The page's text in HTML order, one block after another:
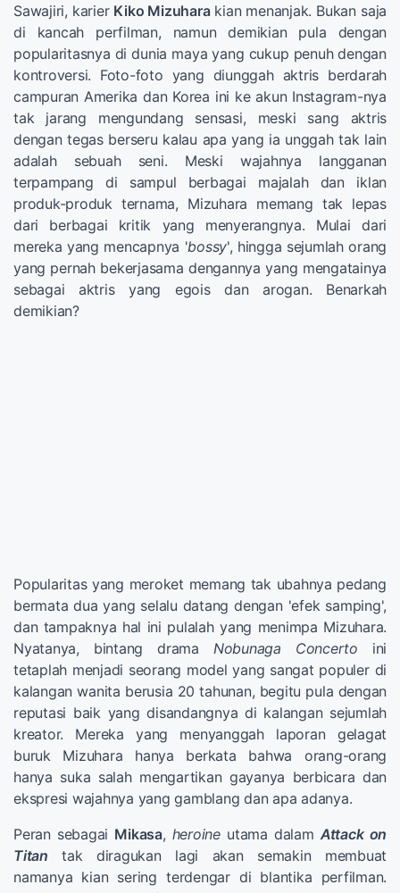
Sawajiri, karier Kiko Mizuharakian menanjak. Bukan saja
di kancah perfilman, namun demikian pula dengan
popularitasnya di dunia maya yang cukup penuh dengan
kontroversi. Foto-foto yang diunggah aktris berdarah
campuran Amerika dan Korea ini ke akun Instagram-nya
tak jarang mengundang sensasi, meski sang aktris
dengan tegas berseru kalau apa yang ia unggah tak lain
adalah sebuah seni. Meski wajahnya langganan
terpampang di sampul berbagai majalah dan iklan
produk-produk ternama, Mizuhara memang tak lepas
dari berbagai kritik yang menyerangnya. Mulai dari
mereka yang mencapnya 'bossy', hingga sejumlah orang
yang pernah bekerjasama dengannya yang mengatainya
sebagai aktris yang egois dan arogan. Benarkah
demikian?
Popularitas yang meroket memang tak ubahnya pedang
bermata dua yang selalu datang dengan 'efek samping',
dan tampaknya hal ini pulalah yang menimpa Mizuhara.
Nyatanya, bintang drama Nobunaga Concerto ini
tetaplah menjadi seorang model yang sangat populer di
kalangan wanita berusia 20 tahunan, begitu pula dengan
reputasi baik yang disandangnya di kalangan sejumlah
kreator. Mereka yang menyanggah laporan gelagat
buruk Mizuhara hanya berkata bahwa orang-orang
hanya suka salah mengartikan gayanya berbicara dan
ekspresi wajahnya yang gamblang dan apa adanya.
Peran sebagai Mikasa, heroineutama dalam Attack on
Titan tak diragukan lagi akan semakin membuat
namanya kian sering terdengar di blantika perfilman.